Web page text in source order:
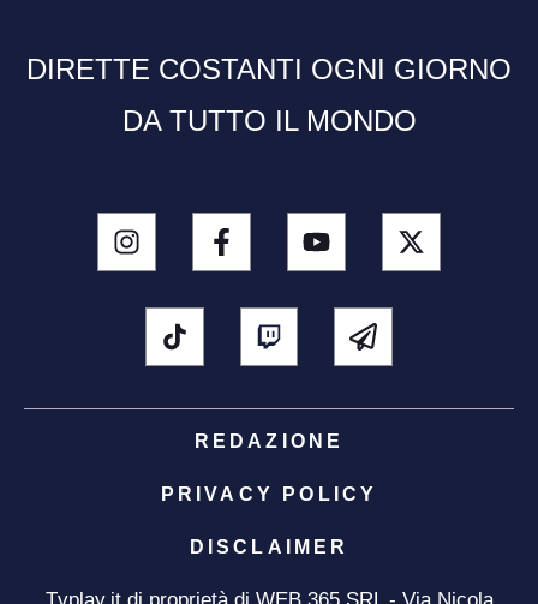
DIRETTE COSTANTI OGNI GIORNO
DA TUTTO IL MONDO
REDAZIONE
PRIVACY POLICY
DISCLAIMER